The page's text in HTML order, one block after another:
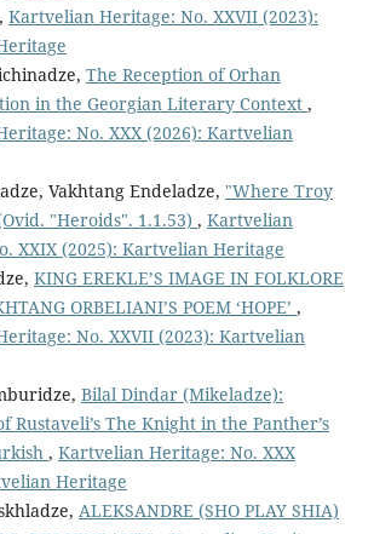
, Kartvelian Heritage: No. XXVII (2023):
The Reception of Orhan
in the Georgian Literary Context ,
No. XXX (2026): Kartvelian
Vakhtang Endeladze, "Where Troy
"Heroids". 1.1.53) , Kartvelian
XXIX (2025): Kartvelian Heritage
KING EREKLE’S IMAGE IN FOLKLORE
ORBELIANI’S POEM ‘HOPE’ ,
No. XXVII (2023): Kartvelian
Bilal Dindar (Mikeladze):
Rustaveli’s The Knight in the Panther’s
, Kartvelian Heritage: No. XXX
Heritage
ALEKSANDRE (SHO PLAY SHIA)